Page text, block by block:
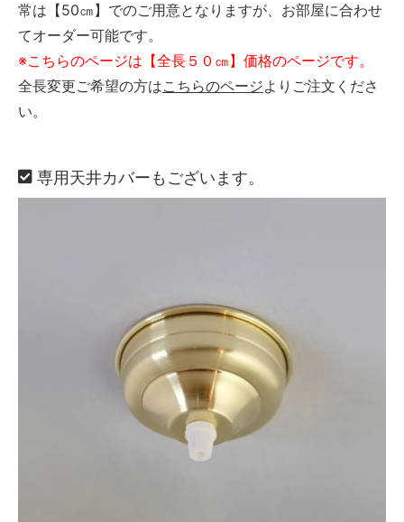
常は【50㎝】でのご用意となりますが、お部屋に合わせ
てオーダー可能です。
※こちらのページは【全長５０㎝】価格のページです。
全長変更ご希望の方はこちらのページよりご注文くださ
い。
専用天井カバーもございます。